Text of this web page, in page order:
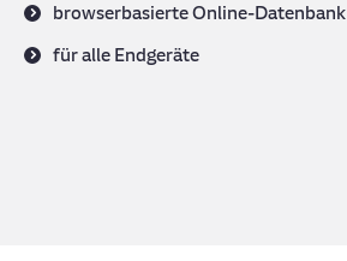
browserbasierte Online-Datenbank
für alle Endgeräte